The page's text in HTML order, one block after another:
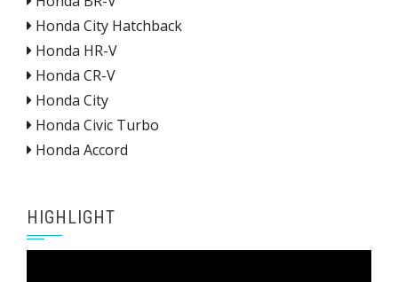
Honda City Hatchback
Honda HR-V
Honda CR-V
Honda City
Honda Civic Turbo
Honda Accord
HIGHLIGHT